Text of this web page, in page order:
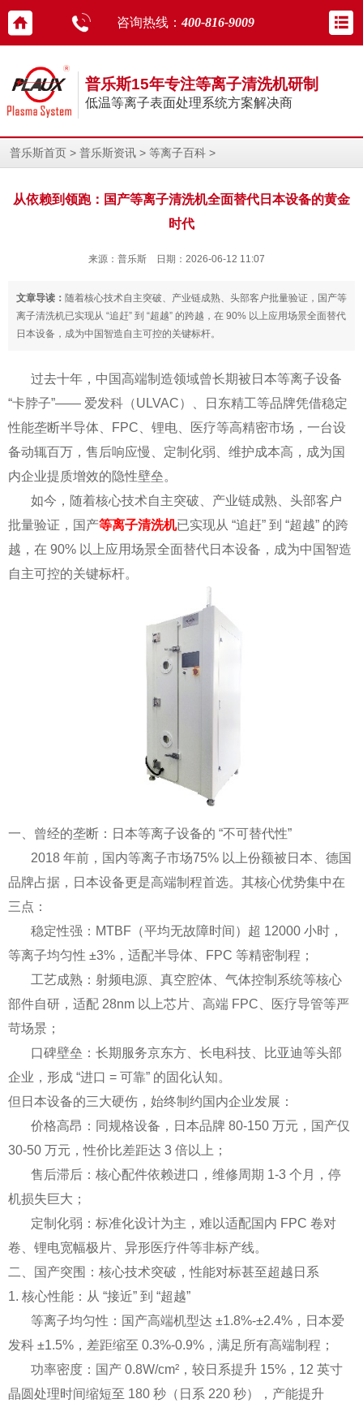
咨询热线： 400-816-9009
普乐斯15年专注等离子清洗机研制
低温等离子表面处理系统方案解决商
普乐斯首页 > 普乐斯资讯 > 等离子百科 >
从依赖到领跑：国产等离子清洗机全面替代日本设备的黄金
时代
来源：普乐斯 日期：2026-06-12 11:07
文章导读： 随着核心技术自主突破、产业链成熟、头部客户批量验证，国产等
离子清洗机已实现从 “追赶” 到 “超越” 的跨越，在 90% 以上应用场景全面替代
日本设备，成为中国智造自主可控的关键标杆。
过去十年，中国高端制造领域曾长期被日本等离子设备
“卡脖子”—— 爱发科（ULVAC）、日东精工等品牌凭借稳定
性能垄断半导体、FPC、锂电、医疗等高精密市场，一台设
备动辄百万，售后响应慢、定制化弱、维护成本高，成为国
内企业提质增效的隐性壁垒。
如今，随着核心技术自主突破、产业链成熟、头部客户
批量验证，国产等离子清洗机已实现从 “追赶” 到 “超越” 的跨
越，在 90% 以上应用场景全面替代日本设备，成为中国智造
自主可控的关键标杆。
一、曾经的垄断：日本等离子设备的 “不可替代性”
2018 年前，国内等离子市场75% 以上份额被日本、德国
品牌占据，日本设备更是高端制程首选。其核心优势集中在
三点：
稳定性强：MTBF（平均无故障时间）超 12000 小时，
等离子均匀性 ±3%，适配半导体、FPC 等精密制程；
工艺成熟：射频电源、真空腔体、气体控制系统等核心
部件自研，适配 28nm 以上芯片、高端 FPC、医疗导管等严
苛场景；
口碑壁垒：长期服务京东方、长电科技、比亚迪等头部
企业，形成 “进口 = 可靠” 的固化认知。
但日本设备的三大硬伤，始终制约国内企业发展：
价格高昂：同规格设备，日本品牌 80-150 万元，国产仅
30-50 万元，性价比差距达 3 倍以上；
售后滞后：核心配件依赖进口，维修周期 1-3 个月，停
机损失巨大；
定制化弱：标准化设计为主，难以适配国内 FPC 卷对
卷、锂电宽幅极片、异形医疗件等非标产线。
二、国产突围：核心技术突破，性能对标甚至超越日系
1. 核心性能：从 “接近” 到 “超越”
等离子均匀性：国产高端机型达 ±1.8%-±2.4%，日本爱
发科 ±1.5%，差距缩至 0.3%-0.9%，满足所有高端制程；
功率密度：国产 0.8W/cm²，较日系提升 15%，12 英寸
晶圆处理时间缩短至 180 秒（日系 220 秒），产能提升